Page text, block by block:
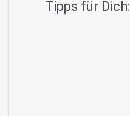
Tipps für Dich: